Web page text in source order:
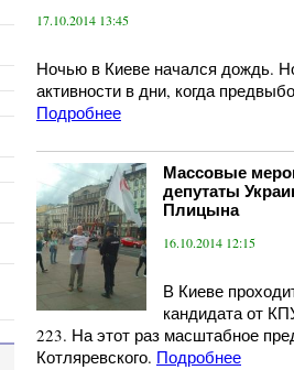
17.10.2014 13:45
Ночью в Киеве начался дождь.
активности в дни, когда
Подробнее
Массовые
депутаты
Плицына
16.10.2014 12:15
В Киеве
кандидата от
223. На этот раз масштабное
Котляревского. Подробнее